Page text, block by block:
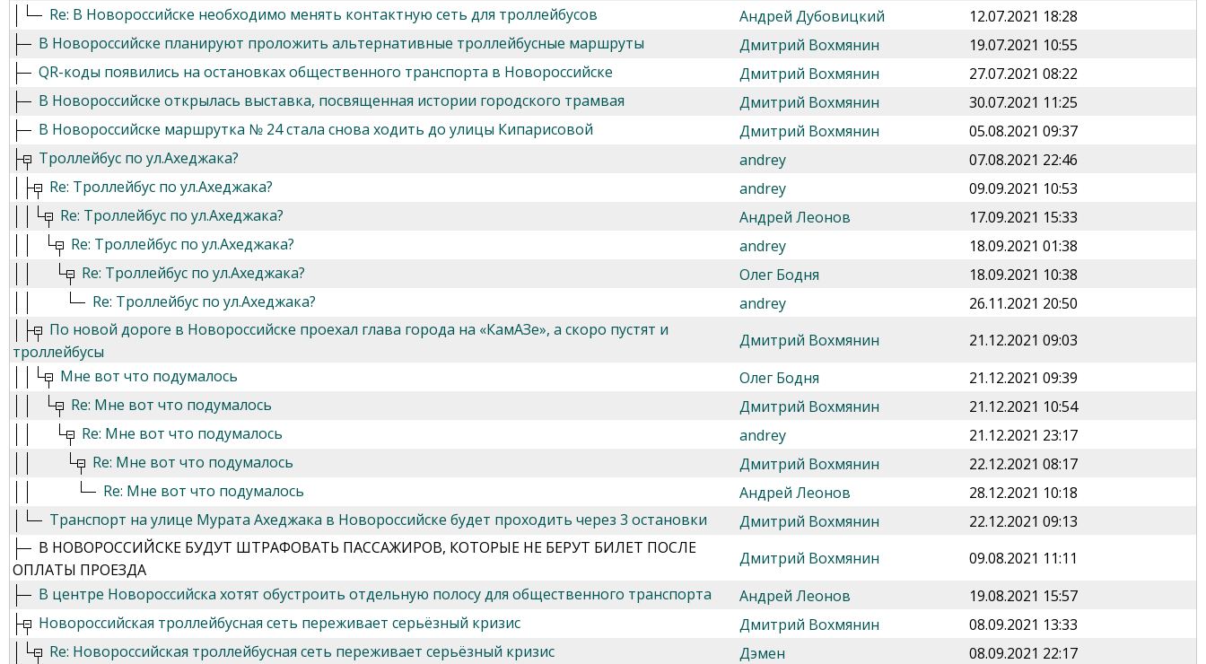
Re: В Новороссийске необходимо менять контактную сеть для троллейбусов
Андрей Дубовицкий
12.07.2021 18:28
В Новороссийске планируют проложить альтернативные троллейбусные маршруты
Дмитрий Вохмянин
19.07.2021 10:55
QR-коды появились на остановках общественного транспорта в Новороссийске
Дмитрий Вохмянин
27.07.2021 08:22
В Новороссийске открылась выставка, посвященная истории городского трамвая
Дмитрий Вохмянин
30.07.2021 11:25
В Новороссийске маршрутка № 24 стала снова ходить до улицы Кипарисовой
Дмитрий Вохмянин
05.08.2021 09:37
Троллейбус по ул.Ахеджака?
andrey
07.08.2021 22:46
Re: Троллейбус по ул.Ахеджака?
andrey
09.09.2021 10:53
Re: Троллейбус по ул.Ахеджака?
Андрей Леонов
17.09.2021 15:33
Re: Троллейбус по ул.Ахеджака?
andrey
18.09.2021 01:38
Re: Троллейбус по ул.Ахеджака?
Олег Бодня
18.09.2021 10:38
Re: Троллейбус по ул.Ахеджака?
andrey
26.11.2021 20:50
По новой дороге в Новороссийске проехал глава города на «КамАЗе», а скоро пустят и
троллейбусы
Дмитрий Вохмянин
21.12.2021 09:03
Мне вот что подумалось
Олег Бодня
21.12.2021 09:39
Re: Мне вот что подумалось
Дмитрий Вохмянин
21.12.2021 10:54
Re: Мне вот что подумалось
andrey
21.12.2021 23:17
Re: Мне вот что подумалось
Дмитрий Вохмянин
22.12.2021 08:17
Re: Мне вот что подумалось
Андрей Леонов
28.12.2021 10:18
Транспорт на улице Мурата Ахеджака в Новороссийске будет проходить через 3 остановки
Дмитрий Вохмянин
22.12.2021 09:13
В НОВОРОССИЙСКЕ БУДУТ ШТРАФОВАТЬ ПАССАЖИРОВ, КОТОРЫЕ НЕ БЕРУТ БИЛЕТ ПОСЛЕ
ОПЛАТЫ ПРОЕЗДА
Дмитрий Вохмянин
09.08.2021 11:11
В центре Новороссийска хотят обустроить отдельную полосу для общественного транспорта
Андрей Леонов
19.08.2021 15:57
Новороссийская троллейбусная сеть переживает серьёзный кризис
Дмитрий Вохмянин
08.09.2021 13:33
Re: Новороссийская троллейбусная сеть переживает серьёзный кризис
Дэмен
08.09.2021 22:17